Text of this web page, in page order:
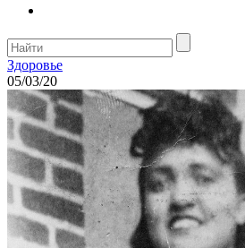
Здоровье
05/03/20